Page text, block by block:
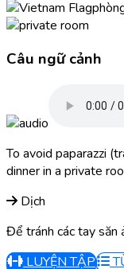
Câu ngữ cảnh
To avoid paparazzi
dinner in a private
Dịch
Để tránh các tay săn
LUYỆN TẬP